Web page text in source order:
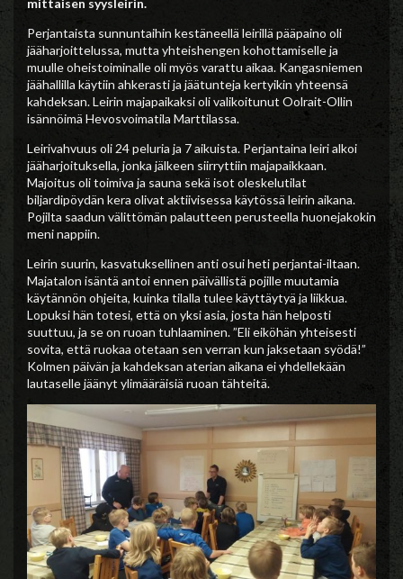
mittaisen syysleirin.
Perjantaista sunnuntaihin kestäneellä leirillä pääpaino oli
jääharjoittelussa, mutta yhteishengen kohottamiselle ja
muulle oheistoiminalle oli myös varattu aikaa. Kangasniemen
jäähallilla käytiin ahkerasti ja jäätunteja kertyikin yhteensä
kahdeksan. Leirin majapaikaksi oli valikoitunut Oolrait-Ollin
isännöimä Hevosvoimatila Marttilassa.
Leirivahvuus oli 24 peluria ja 7 aikuista. Perjantaina leiri alkoi
jääharjoituksella, jonka jälkeen siirryttiin majapaikkaan.
Majoitus oli toimiva ja sauna sekä isot oleskelutilat
biljardipöydän kera olivat aktiivisessa käytössä leirin aikana.
Pojilta saadun välittömän palautteen perusteella huonejakokin
meni nappiin.
Leirin suurin, kasvatuksellinen anti osui heti perjantai-iltaan.
Majatalon isäntä antoi ennen päivällistä pojille muutamia
käytännön ohjeita, kuinka tilalla tulee käyttäytyä ja liikkua.
Lopuksi hän totesi, että on yksi asia, josta hän helposti
suuttuu, ja se on ruoan tuhlaaminen. ”Eli eiköhän yhteisesti
sovita, että ruokaa otetaan sen verran kun jaksetaan syödä!”
Kolmen päivän ja kahdeksan aterian aikana ei yhdellekään
lautaselle jäänyt ylimääräisiä ruoan tähteitä.